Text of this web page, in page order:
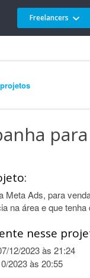
Freelancers
Meta Ads, para
na área e que
nesse
12/2023 às 21:24
2023 às 20:55